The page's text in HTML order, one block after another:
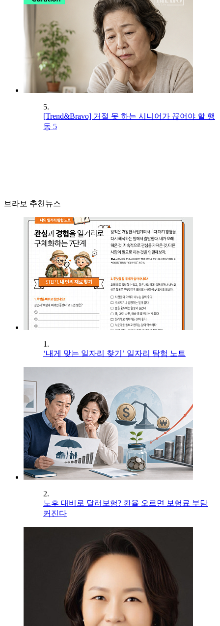
5.
[Trend&Bravo] 거절 못 하는 시니어가 끊어야 할 행
동 5
브라보 추천뉴스
1.
‘내게 맞는 일자리 찾기’ 일자리 탐험 노트
2.
노후 대비로 달러보험? 환율 오르면 보험료 부담
커진다